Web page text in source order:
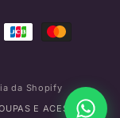
da Shopify
E ACESSORIOS